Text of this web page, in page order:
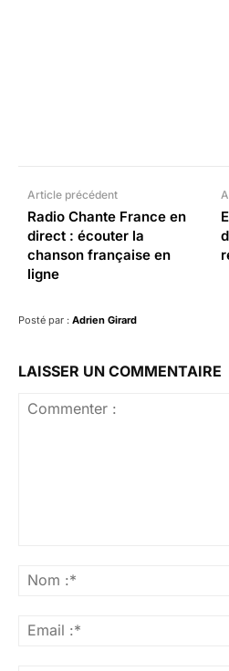
Article précédent
Radio Chante France en
direct : écouter la
chanson française en
ligne
Posté par : Adrien Girard
LAISSER UN COMMENTAIRE